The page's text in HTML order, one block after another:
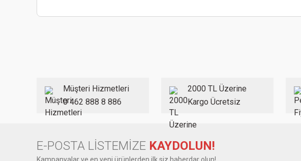
Ürün bilgilerinde hatalar bulunuyor.
Ürün fiyatı diğer sitelerden daha pahalı.
Bu ürüne benzer farklı alternatifler olmalı.
Müşteri Hizmetleri
0 462 888 8 886
2000 TL Üzerine
Kargo Ücretsiz
E-POSTA LİSTEMİZE KAYDOLUN!